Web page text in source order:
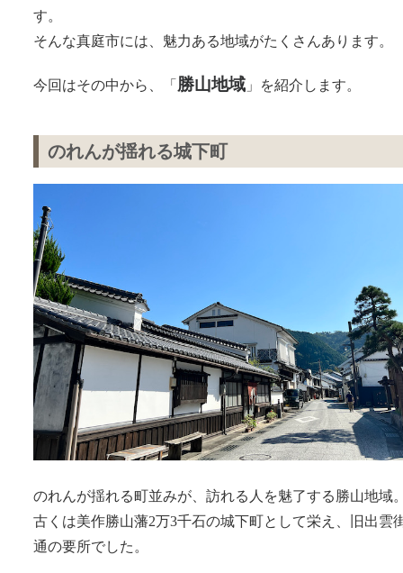
す。
そんな真庭市には、魅力ある地域がたくさんあります。
今回はその中から、「 勝山地域」を紹介します。
のれんが揺れる城下町
のれんが揺れる町並みが、訪れる人を魅了する勝山地域
古くは美作勝山藩2万3千石の城下町として栄え、旧出雲
通の要所でした。